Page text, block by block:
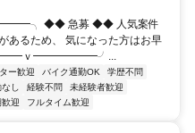
◆◆ 急募 ◆◆ 人気案件
あるため、 気になった方はお早
ｖ━━━━━━╯...
ー歓迎 バイク通勤OK
学歴不問
し 経験不問
未経験者歓迎
迎 フルタイム歓迎